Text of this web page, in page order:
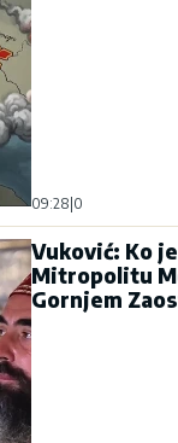
09:28|0
Vuković: Ko
Mitropolitu
Gornjem